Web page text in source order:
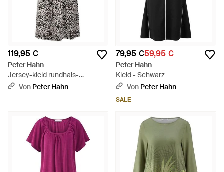
119,95 €
Peter Hahn
Jersey-kleid rundhals-
ausschnitt - Grau
Von Peter Hahn
79,95 €59,95 €
Peter Hahn
Kleid - Schwarz
Von Peter Hahn
SALE